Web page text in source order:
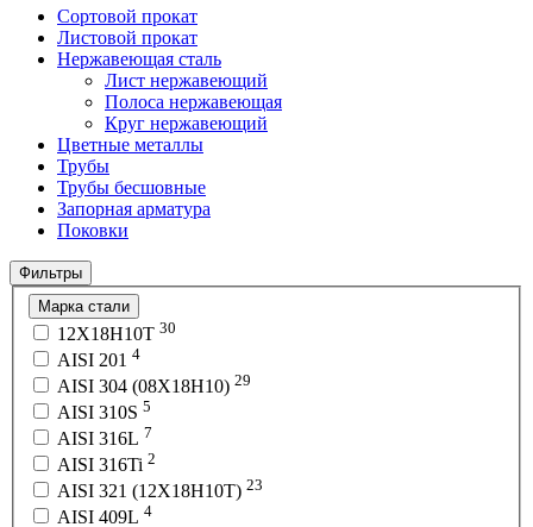
Сортовой прокат
Листовой прокат
Нержавеющая сталь
Лист нержавеющий
Полоса нержавеющая
Круг нержавеющий
Цветные металлы
Трубы
Трубы бесшовные
Запорная арматура
Поковки
Фильтры
Марка стали
12Х18Н10Т 30
AISI 201 4
AISI 304 (08Х18Н10) 29
AISI 310S 5
AISI 316L 7
AISI 316Ti 2
AISI 321 (12Х18Н10Т) 23
AISI 409L 4